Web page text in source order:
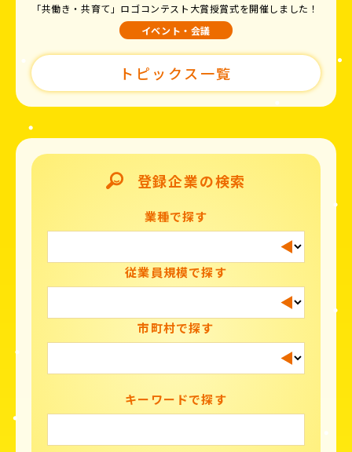
「共働き・共育て」ロゴコンテスト大賞授賞式を開催しました！
イベント・会議
トピックス一覧
登録企業の検索
業種で探す
従業員規模で探す
市町村で探す
キーワードで探す